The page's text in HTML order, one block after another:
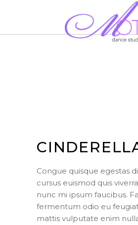
Congue quisque egestas
cursus euismod quis
nunc mi ipsum faucibus.
fermentum odio eu
mattis vulputate enim